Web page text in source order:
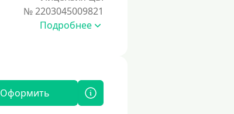
№ 2203045009821
Подробнее
Оформить